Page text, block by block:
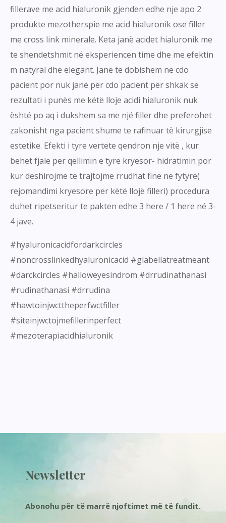
fillerave me acid hialuronik gjenden edhe nje apo 2
produkte mezotherspie me acid hialuronik ose filler
me cross link minerale. Keta janë acidet hialuronik me
te shendetshmit në eksperiencen time dhe me efektin
m natyral dhe elegant. Janë të dobishëm në cdo
pacient por nuk janë për cdo pacient për shkak se
rezultati i punës me këtë lloje acidi hialuronik nuk
është po aq i dukshem sa me një filler dhe preferohet
zakonisht nga pacient shume te rafinuar të kirurgjise
estetike. Efekti i tyre vertete qendron nje vitë , kur
behet fjale per qëllimin e tyre kryesor- hidratimin por
kur deshirojme te trajtojme rrudhat fine ne fytyre(
rejomandimi kryesore per këtë llojë filleri) procedura
duhet ripetseritur te pakten edhe 3 here / 1 here në 3-
4 jave.
#hyaluronicacidfordarkcircles
#noncrosslinkedhyaluronicacid #glabellatreatmeant
#darckcircles #halloweyesindrom #drrudinathanasi
#rudinathanasi #drrudina
#hawtoinjwcttheperfwctfiller
#siteinjwctojmefillerinperfect
#mezoterapiacidhialuronik
Newsletter
Abonohu për të marrë njoftimet më të fundit.